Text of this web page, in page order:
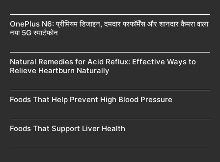
OnePlus N6: प्रीमियम डिजाइन, दमदार परफॉर्मेंस और शानदार कैमरा वाला
नया 5G स्मार्टफोन
Natural Remedies for Acid Reflux: Effective Ways to
Relieve Heartburn Naturally
Foods That Help Prevent High Blood Pressure
Foods That Support Liver Health